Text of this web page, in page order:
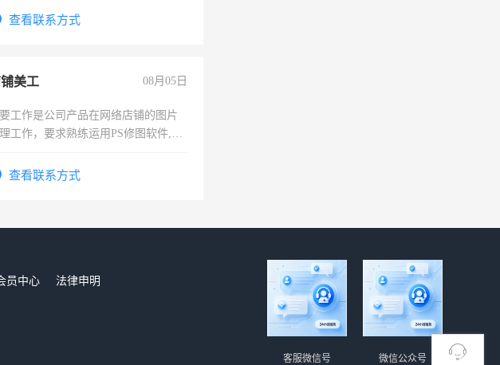
查看联系方式
美工 08月05日
工作是公司产品在网络店铺的图片
工作，要求熟练运用PS修图软件,工
查看联系方式
员中心
法律申明
微信公众号
客服微信号